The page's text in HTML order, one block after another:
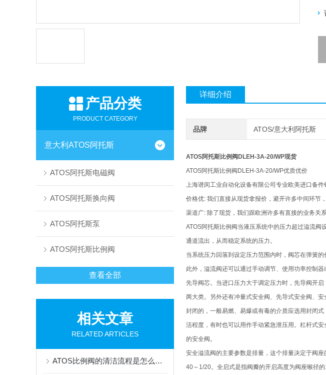
产品分类
PRODUCT CATEGORY
意大利ATOS阿托斯
ATOS阿托斯电磁阀
ATOS阿托斯换向阀
ATOS阿托斯泵
ATOS阿托斯比例阀
查看全部
相关文章
RELATED ARTICLES
ATOS比例阀的清洁流程是怎么样的？
详细介绍
品牌 ATOS/意大利阿托斯
ATOS阿托斯比例阀DLEH-3A-20/WP现货
ATOS阿托斯比例阀DLEH-3A-20/WP优质优价
上海谱闵工业自动化设备有限公司专业欧美进口备
价格优: 我们直接从现货拿报价，避开许多中间环节
渠道广: 除了现货，我们跟欧洲许多有直接的业务关
ATOS阿托斯比例阀当液压系统中的压力超过溢流
通道流出，从而稳定系统的压力。
当系统压力回落到设定压力范围内时，阀芯在弹簧
此外，溢流阀还可以通过手动调节、使用功率控制
先导阀芯。当进口压力大于调定压力时，先导阀开
两大类。另外还有冲量式安全阀、先导式安全阀、
封闭的，一般易燃、易爆或有毒的介质应选用封闭
活程度，有时也可以用作手动紧急泄压用。杠杆式
的安全阀。
安全溢流阀的主要参数是排量，这个排量决定于阀
40～1/20。全启式是指阀瓣的开启高度为阀座喉径